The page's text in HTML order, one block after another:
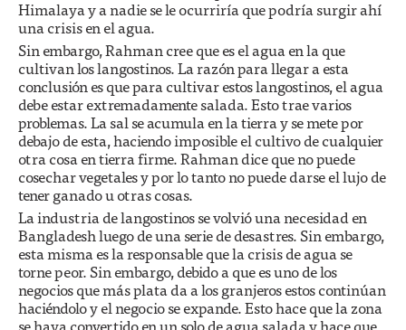
Himalaya y a nadie se le ocurriría que podría surgir ahí
una crisis en el agua.
Sin embargo, Rahman cree que es el agua en la que
cultivan los langostinos. La razón para llegar a esta
conclusión es que para cultivar estos langostinos, el agua
debe estar extremadamente salada. Esto trae varios
problemas. La sal se acumula en la tierra y se mete por
debajo de esta, haciendo imposible el cultivo de cualquier
otra cosa en tierra firme. Rahman dice que no puede
cosechar vegetales y por lo tanto no puede darse el lujo de
tener ganado u otras cosas.
La industria de langostinos se volvió una necesidad en
Bangladesh luego de una serie de desastres. Sin embargo,
esta misma es la responsable que la crisis de agua se
torne peor. Sin embargo, debido a que es uno de los
negocios que más plata da a los granjeros estos continúan
haciéndolo y el negocio se expande. Esto hace que la zona